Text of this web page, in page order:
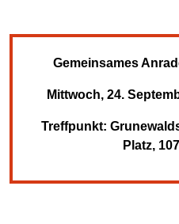
Gemeinsames
Mittwoch, 24.
Treffpunkt:
Platz,